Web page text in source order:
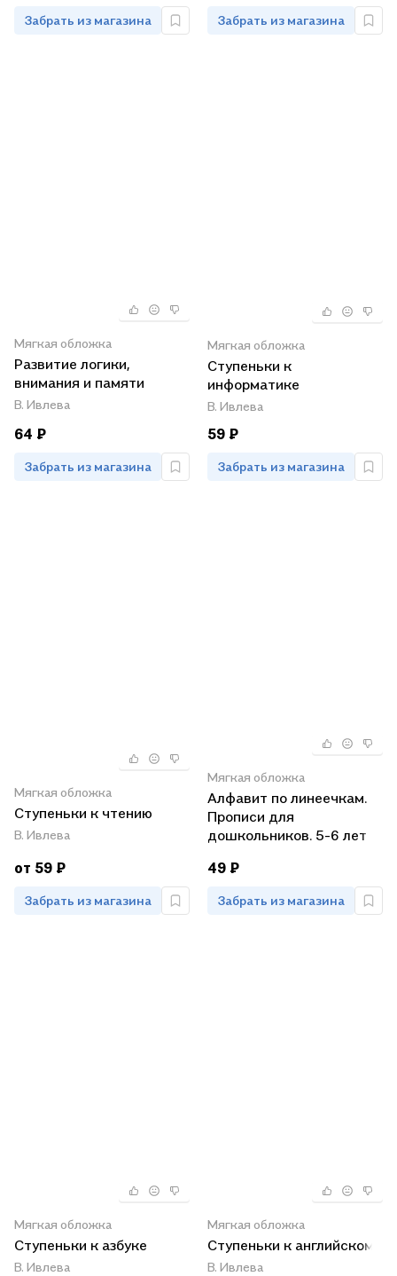
Забрать из магазина Забрать из магазина
Мягкая обложка
Развитие логики,
внимания и памяти
В. Ивлева
64 ₽
Забрать из магазина
Мягкая обложка
Ступеньки к
информатике
В. Ивлева
59 ₽
Забрать из магазина
Мягкая обложка
Ступеньки к чтению
В. Ивлева
от 59 ₽
Забрать из магазина
Мягкая обложка
Алфавит по линеечкам.
Прописи для
дошкольников. 5-6 лет
49 ₽
Забрать из магазина
Мягкая обложка
Ступеньки к азбуке
В. Ивлева
Мягкая обложка
Ступеньки к английскому
В. Ивлева